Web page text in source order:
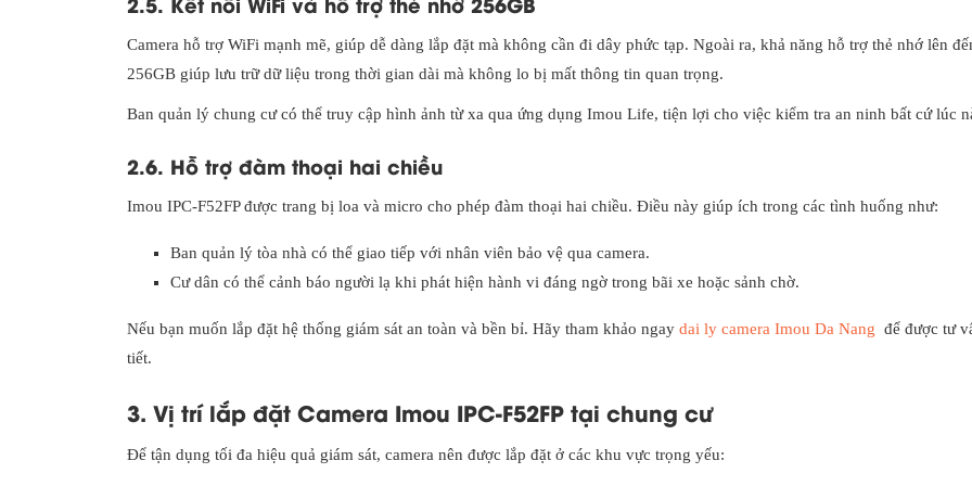
Camera hỗ trợ WiFi mạnh mẽ, giúp dễ dàng lắp đặt mà không cần đi dây phức tạp. Ngoài ra, khả năng hỗ trợ thẻ nhớ lên
256GB giúp lưu trữ dữ liệu trong thời gian dài mà không lo bị mất thông tin quan trọng.
Ban quản lý chung cư có thể truy cập hình ảnh từ xa qua ứng dụng Imou Life, tiện lợi cho việc kiểm tra an ninh bất cứ lúc
2.6. Hỗ trợ đàm thoại hai chiều
Imou IPC-F52FP được trang bị loa và micro cho phép đàm thoại hai chiều. Điều này giúp ích trong các tình huống như:
Ban quản lý tòa nhà có thể giao tiếp với nhân viên bảo vệ qua camera.
Cư dân có thể cảnh báo người lạ khi phát hiện hành vi đáng ngờ trong bãi xe hoặc sảnh chờ.
Nếu bạn muốn lắp đặt hệ thống giám sát an toàn và bền bỉ. Hãy tham khảo ngay dai ly camera Imou Da Nang để được tư
tiết.
3. Vị trí lắp đặt Camera Imou IPC-F52FP tại chung cư
Để tận dụng tối đa hiệu quả giám sát, camera nên được lắp đặt ở các khu vực trọng yếu: